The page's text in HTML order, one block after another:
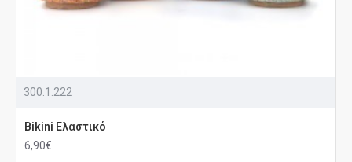
300.1.222
Bikini Ελαστικό
6,90€